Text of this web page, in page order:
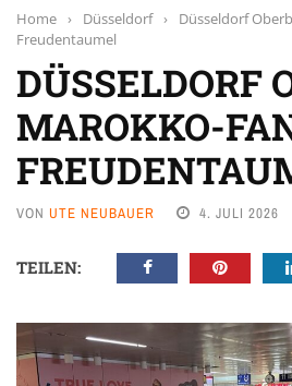
Home › Düsseldorf ›
Düsseldorf
Freudentaumel
DÜSSELDORF
MAROKKO-
VON UTE NEUBAUER 4. JULI 2026
TEILEN: